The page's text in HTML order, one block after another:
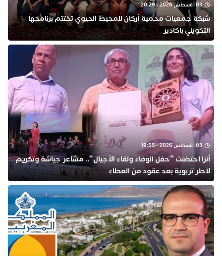
03 أغسطس 2026 - 20:29
شبكة جمعيات محمية أركان للمحيط الحيوي تختتم برنامجها
التكويني بأكادير
03 أغسطس 2026 - 19:55
أنزا احتضنت “حفل الوفاء ولقاء الأجيال”.. مشاعر جياشة وتكريم
لأطر تربوية بعد عقود من العطاء